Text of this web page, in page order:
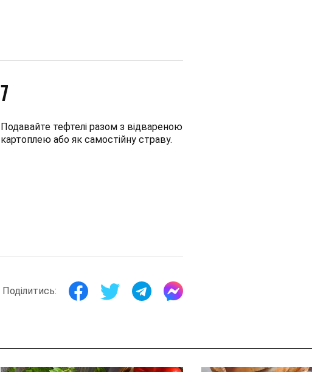
7
Подавайте тефтелі разом з відвареною
картоплею або як самостійну страву.
Поділитись: